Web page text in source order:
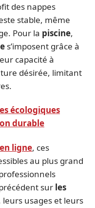
des nappes
stable, même
Pour la piscine,
s’imposent grâce à
capacité à
désirée, limitant
écologiques
durable
ligne, ces
au plus grand
sur les
leurs usages et leurs